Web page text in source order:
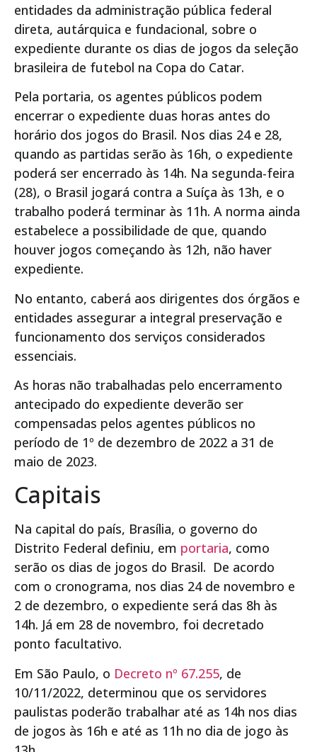
entidades da administração pública federal
direta, autárquica e fundacional, sobre o
expediente durante os dias de jogos da seleção
brasileira de futebol na Copa do Catar.
Pela portaria, os agentes públicos podem
encerrar o expediente duas horas antes do
horário dos jogos do Brasil. Nos dias 24 e 28,
quando as partidas serão às 16h, o expediente
poderá ser encerrado às 14h. Na segunda-feira
(28), o Brasil jogará contra a Suíça às 13h, e o
trabalho poderá terminar às 11h. A norma ainda
estabelece a possibilidade de que, quando
houver jogos começando às 12h, não haver
expediente.
No entanto, caberá aos dirigentes dos órgãos e
entidades assegurar a integral preservação e
funcionamento dos serviços considerados
essenciais.
As horas não trabalhadas pelo encerramento
antecipado do expediente deverão ser
compensadas pelos agentes públicos no
período de 1º de dezembro de 2022 a 31 de
maio de 2023.
Capitais
Na capital do país, Brasília, o governo do
Distrito Federal definiu, em portaria, como
serão os dias de jogos do Brasil. De acordo
com o cronograma, nos dias 24 de novembro e
2 de dezembro, o expediente será das 8h às
14h. Já em 28 de novembro, foi decretado
ponto facultativo.
Em São Paulo, o Decreto nº 67.255, de
10/11/2022, determinou que os servidores
paulistas poderão trabalhar até as 14h nos dias
de jogos às 16h e até as 11h no dia de jogo às